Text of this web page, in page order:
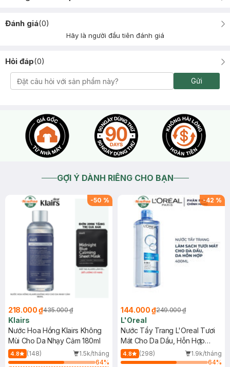
Đánh giá(0)
Hãy là người đầu tiên đánh giá
Hỏi đáp(0)
Gửi
GỢI Ý DÀNH RIÊNG CHO BẠN
-50 %
218.000 ₫435.000 ₫
Klairs
Nước Hoa Hồng Klairs Không
Mùi Cho Da Nhạy Cảm 180ml
4.8 (148)
1.5k/tháng
64%
-42 %
144.000 ₫249.000 ₫
L'Oreal
Nước Tẩy Trang L'Oreal Tươi
Mát Cho Da Dầu, Hỗn Hợp
400ml
4.8 (298)
1.9k/tháng
64%